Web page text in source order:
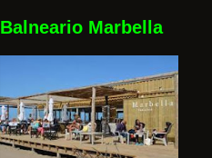
Balneario Marbella